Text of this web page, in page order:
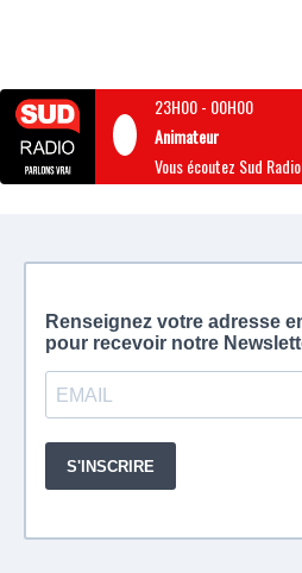
23H00- 00H00
Animateur
Vous écoutez Sud Radio